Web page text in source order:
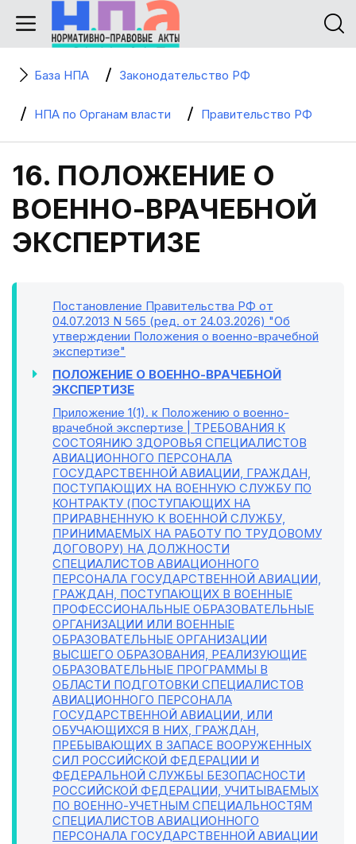
База НПА Законодательство РФ
НПА по Органам власти Правительство РФ
16. ПОЛОЖЕНИЕ О
ВОЕННО-ВРАЧЕБНОЙ
ЭКСПЕРТИЗЕ
Постановление Правительства РФ от
04.07.2013 N 565 (ред. от 24.03.2026) "Об
утверждении Положения о военно-врачебной
экспертизе"
ПОЛОЖЕНИЕ О ВОЕННО-ВРАЧЕБНОЙ
ЭКСПЕРТИЗЕ
Приложение 1(1). к Положению о военно-
врачебной экспертизе | ТРЕБОВАНИЯ К
СОСТОЯНИЮ ЗДОРОВЬЯ СПЕЦИАЛИСТОВ
АВИАЦИОННОГО ПЕРСОНАЛА
ГОСУДАРСТВЕННОЙ АВИАЦИИ, ГРАЖДАН,
ПОСТУПАЮЩИХ НА ВОЕННУЮ СЛУЖБУ ПО
КОНТРАКТУ (ПОСТУПАЮЩИХ НА
ПРИРАВНЕННУЮ К ВОЕННОЙ СЛУЖБУ,
ПРИНИМАЕМЫХ НА РАБОТУ ПО ТРУДОВОМУ
ДОГОВОРУ) НА ДОЛЖНОСТИ
СПЕЦИАЛИСТОВ АВИАЦИОННОГО
ПЕРСОНАЛА ГОСУДАРСТВЕННОЙ АВИАЦИИ,
ГРАЖДАН, ПОСТУПАЮЩИХ В ВОЕННЫЕ
ПРОФЕССИОНАЛЬНЫЕ ОБРАЗОВАТЕЛЬНЫЕ
ОРГАНИЗАЦИИ ИЛИ ВОЕННЫЕ
ОБРАЗОВАТЕЛЬНЫЕ ОРГАНИЗАЦИИ
ВЫСШЕГО ОБРАЗОВАНИЯ, РЕАЛИЗУЮЩИЕ
ОБРАЗОВАТЕЛЬНЫЕ ПРОГРАММЫ В
ОБЛАСТИ ПОДГОТОВКИ СПЕЦИАЛИСТОВ
АВИАЦИОННОГО ПЕРСОНАЛА
ГОСУДАРСТВЕННОЙ АВИАЦИИ, ИЛИ
ОБУЧАЮЩИХСЯ В НИХ, ГРАЖДАН,
ПРЕБЫВАЮЩИХ В ЗАПАСЕ ВООРУЖЕННЫХ
СИЛ РОССИЙСКОЙ ФЕДЕРАЦИИ И
ФЕДЕРАЛЬНОЙ СЛУЖБЫ БЕЗОПАСНОСТИ
РОССИЙСКОЙ ФЕДЕРАЦИИ, УЧИТЫВАЕМЫХ
ПО ВОЕННО-УЧЕТНЫМ СПЕЦИАЛЬНОСТЯМ
СПЕЦИАЛИСТОВ АВИАЦИОННОГО
ПЕРСОНАЛА ГОСУДАРСТВЕННОЙ АВИАЦИИ